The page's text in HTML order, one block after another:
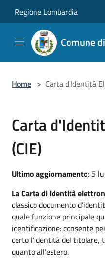
Regione Lombardia
Comune
Home > Carta d'Identità
Carta
(CIE)
Ultimo aggiornamento: 5
La Carta di identità
classico documento
quale funzione principale
identificazione: consente
certo l’identità del titolare,
quanto all’estero.